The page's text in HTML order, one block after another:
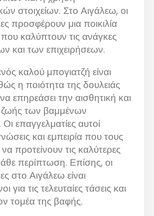
στοιχείων. Στο Αιγάλεω, οι
προσφέρουν μια ποικιλία
καλύπτουν τις ανάγκες
και των επιχειρήσεων.
καλού μπογιατζή είναι
η ποιότητα της δουλειάς
επηρεάσει την αισθητική και
ζωής των βαμμένων
επαγγελματίες αυτοί
και εμπειρία που τους
προτείνουν τις καλύτερες
περίπτωση. Επίσης, οι
στο Αιγάλεω είναι
για τις τελευταίες τάσεις και
τομέα της βαφής.